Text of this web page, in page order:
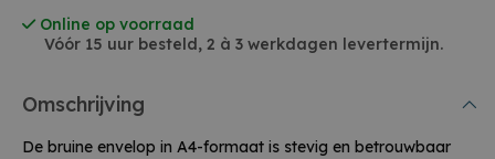
Online op voorraad
Vóór 15 uur besteld, 2 à 3 werkdagen levertermijn.
Omschrijving
De bruine envelop in A4-formaat is stevig en betrouwbaar